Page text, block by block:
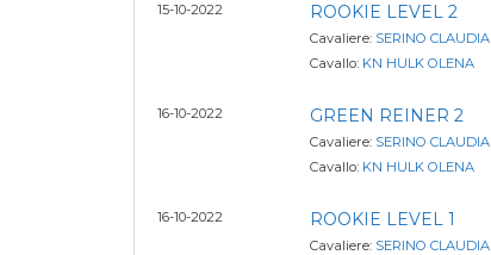
15-10-2022 ROOKIE LEVEL 2
Cavaliere: SERINO CLAUDIA
Cavallo: KN HULK OLENA
16-10-2022 GREEN REINER 2
Cavaliere: SERINO CLAUDIA
Cavallo: KN HULK OLENA
16-10-2022 ROOKIE LEVEL 1
Cavaliere: SERINO CLAUDIA